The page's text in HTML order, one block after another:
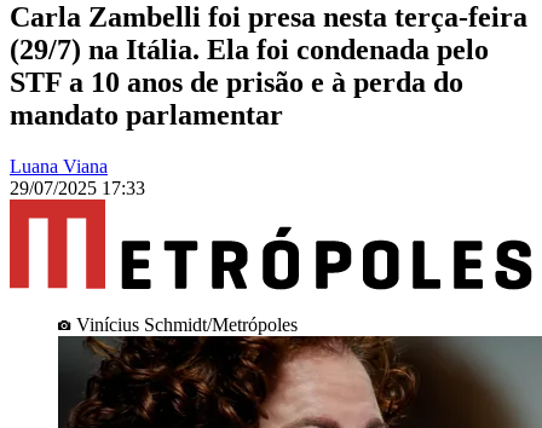
Carla Zambelli foi presa nesta terça-feira
(29/7) na Itália. Ela foi condenada pelo
STF a 10 anos de prisão e à perda do
mandato parlamentar
Luana Viana
29/07/2025 17:33
Vinícius Schmidt/Metrópoles